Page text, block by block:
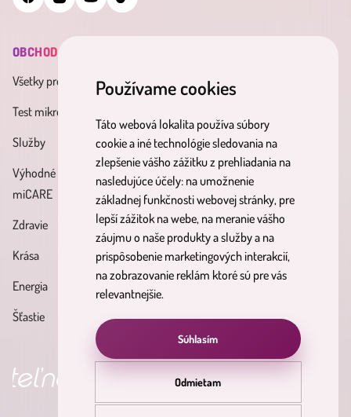
Používame cookies
Táto webová lokalita používa súbory
cookie a iné technológie sledovania na
zlepšenie vášho zážitku z prehliadania na
nasledujúce účely: na umožnenie
základnej funkčnosti webovej stránky, pre
lepší zážitok na webe, na meranie vášho
záujmu o naše produkty a služby a na
prispôsobenie marketingových interakcií,
na zobrazovanie reklám ktoré sú pre vás
relevantnejšie.
Súhlasím
Odmietam
OBCHOD
Všetky produkty
Test mikrobiómu
Služby
Výhodné balíky
miCARE
Zdravie
Krása
Energia
Šťastie
Všeobecné obchodné
Zásady spracúvania osobných
údajov
Reklamačný poriadok
Poučenie o právach
dotknutých osôb
Formulár na odstúpenie od
zmluvy
Účinné látky
Partnerský
program
výsledky objav svoju